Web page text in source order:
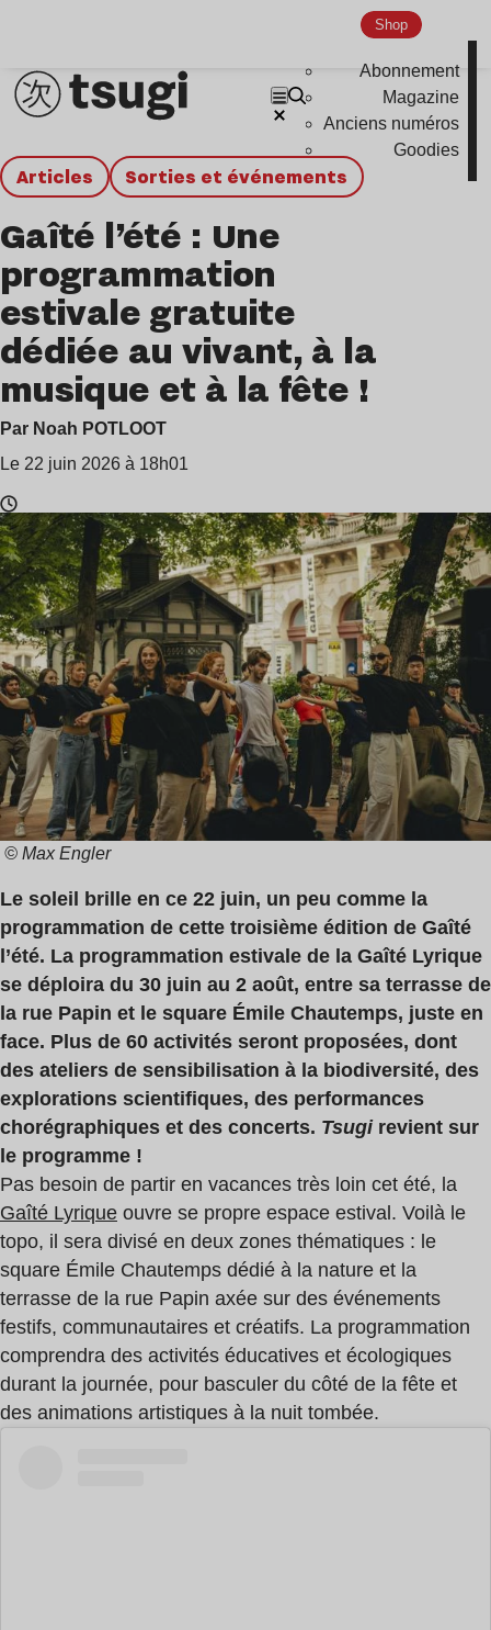
Shop
Abonnement
Magazine
Anciens numéros
Goodies
Articles Sorties et événements
Gaîté l’été : Une
programmation
estivale gratuite
dédiée au vivant, à la
musique et à la fête !
Par Noah POTLOOT
Le 22 juin 2026 à 18h01
Temps
de
lecture
:
3
min
© Max Engler
Le soleil brille en ce 22 juin, un peu comme la
programmation de cette troisième édition de Gaîté
l’été. La programmation estivale de la Gaîté Lyrique
se déploira du 30 juin au 2 août, entre sa terrasse de
la rue Papin et le square Émile Chautemps, juste en
face. Plus de 60 activités seront proposées, dont
des ateliers de sensibilisation à la biodiversité, des
explorations scientifiques, des performances
chorégraphiques et des concerts. Tsugirevient sur
le programme !
Pas besoin de partir en vacances très loin cet été, la
Gaîté Lyrique ouvre se propre espace estival. Voilà le
topo, il sera divisé en deux zones thématiques : le
square Émile Chautemps dédié à la nature et la
terrasse de la rue Papin axée sur des événements
festifs, communautaires et créatifs. La programmation
comprendra des activités éducatives et écologiques
durant la journée, pour basculer du côté de la fête et
des animations artistiques à la nuit tombée.